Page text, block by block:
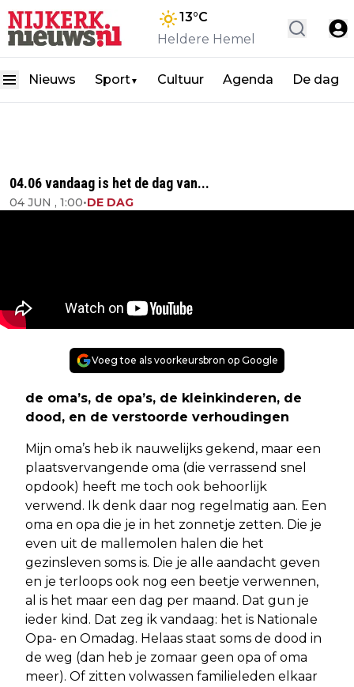
13°C
Heldere Hemel
Nieuws Sport▼ Cultuur Agenda De dag
04.06 vandaag is het de dag van...
04 JUN , 1:00•DE DAG
Voeg toe als voorkeursbron op Google
de oma’s, de opa’s, de kleinkinderen, de
dood, en de verstoorde verhoudingen
Mijn oma’s heb ik nauwelijks gekend, maar een
plaatsvervangende oma (die verrassend snel
opdook) heeft me toch ook behoorlijk
verwend. Ik denk daar nog regelmatig aan. Een
oma en opa die je in het zonnetje zetten. Die je
even uit de mallemolen halen die het
gezinsleven soms is. Die je alle aandacht geven
en je terloops ook nog een beetje verwennen,
al is het maar een dag per maand. Dat gun je
ieder kind. Dat zeg ik vandaag: het is Nationale
Opa- en Omadag. Helaas staat soms de dood in
de weg (dan heb je zomaar geen opa of oma
meer). Of zitten volwassen familieleden elkaar